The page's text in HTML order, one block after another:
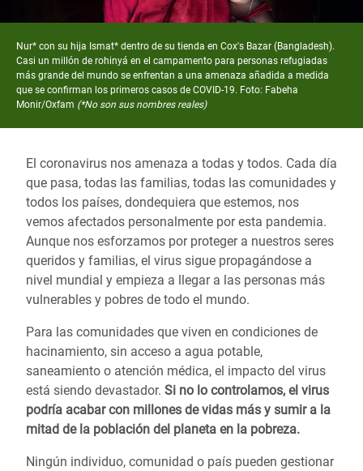
Nur* con su hija Ismat* dentro de su tienda en Cox's Bazar (Bangladesh).
Casi un millón de rohinyá en el campamento para personas refugiadas
más grande del mundo se enfrentan a una amenaza añadida a medida
que se confirman los primeros casos de COVID-19. Foto: Fabeha
Monir/Oxfam (*No son sus nombres reales)
El coronavirus nos amenaza a todas y todos. Cada día
que pasa, todas las familias, todas las comunidades y
todos los países, dondequiera que estemos, nos
vemos afectados personalmente por esta pandemia.
Aunque nos esforzamos por proteger a nuestros seres
queridos y familias, el virus sigue propagándose a
nivel mundial y empieza a llegar a las personas más
vulnerables y pobres de todo el mundo.
Para las comunidades que viven en condiciones de
hacinamiento, sin acceso a agua potable,
saneamiento o atención médica, el impacto del virus
está siendo devastador. Si no lo controlamos, el virus
podría acabar con millones de vidas más y sumir a la
mitad de la población del planeta en la pobreza.
Ningún individuo, comunidad o país pueden gestionar